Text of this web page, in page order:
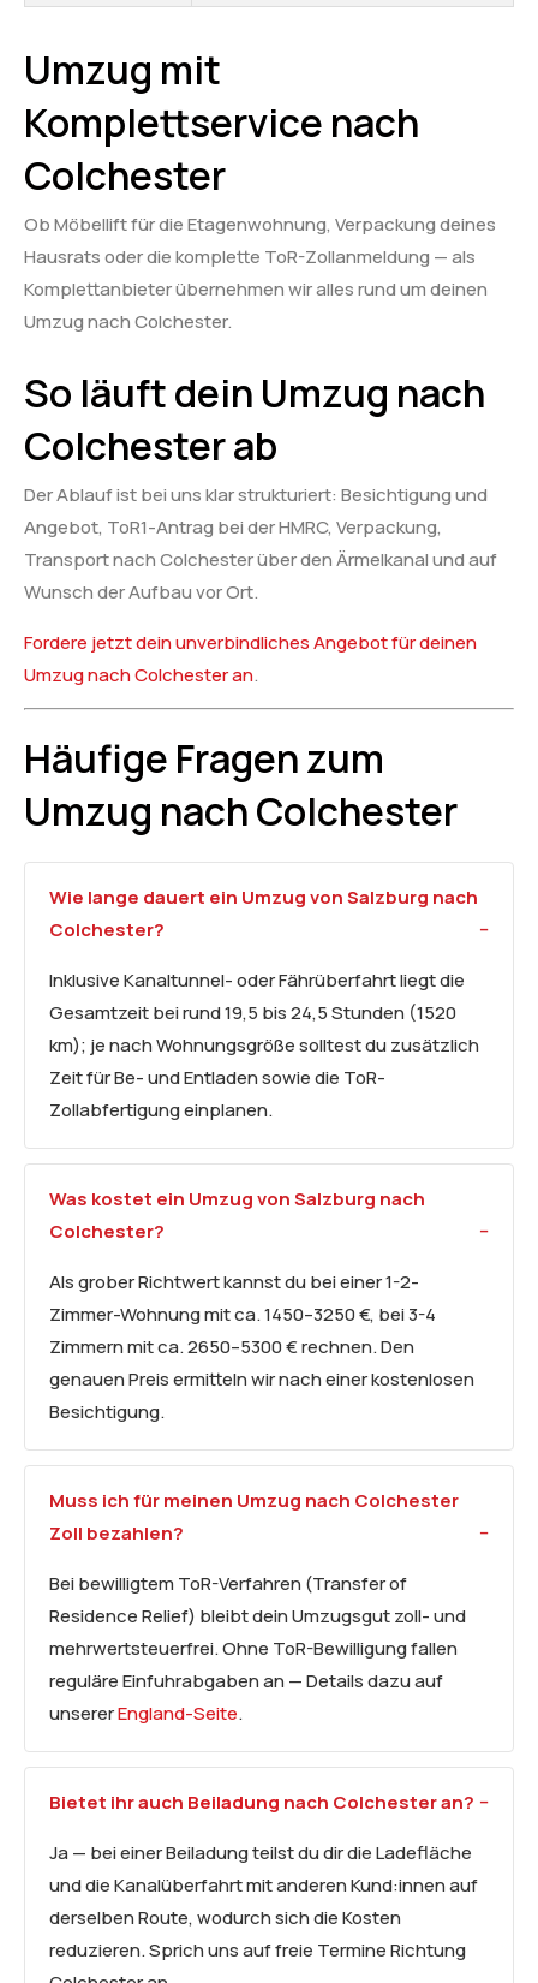
Umzug mit
Komplettservice nach
Colchester
Ob Möbellift für die Etagenwohnung, Verpackung deines
Hausrats oder die komplette ToR-Zollanmeldung — als
Komplettanbieter übernehmen wir alles rund um deinen
Umzug nach Colchester.
So läuft dein Umzug nach
Colchester ab
Der Ablauf ist bei uns klar strukturiert: Besichtigung und
Angebot, ToR1-Antrag bei der HMRC, Verpackung,
Transport nach Colchester über den Ärmelkanal und auf
Wunsch der Aufbau vor Ort.
Fordere jetzt dein unverbindliches Angebot für deinen
Umzug nach Colchester an.
Häufige Fragen zum
Umzug nach Colchester
Wie lange dauert ein Umzug von Salzburg nach
Colchester?
Inklusive Kanaltunnel- oder Fährüberfahrt liegt die
Gesamtzeit bei rund 19,5 bis 24,5 Stunden (1520
km); je nach Wohnungsgröße solltest du zusätzlich
Zeit für Be- und Entladen sowie die ToR-
Zollabfertigung einplanen.
Was kostet ein Umzug von Salzburg nach
Colchester?
Als grober Richtwert kannst du bei einer 1-2-
Zimmer-Wohnung mit ca. 1450–3250 €, bei 3-4
Zimmern mit ca. 2650–5300 € rechnen. Den
genauen Preis ermitteln wir nach einer kostenlosen
Besichtigung.
Muss ich für meinen Umzug nach Colchester
Zoll bezahlen?
Bei bewilligtem ToR-Verfahren (Transfer of
Residence Relief) bleibt dein Umzugsgut zoll- und
mehrwertsteuerfrei. Ohne ToR-Bewilligung fallen
reguläre Einfuhrabgaben an — Details dazu auf
unsererEngland-Seite.
Bietet ihr auch Beiladung nach Colchester an?
Ja — bei einer Beiladung teilst du dir die Ladefläche
und die Kanalüberfahrt mit anderen Kund:innen auf
derselben Route, wodurch sich die Kosten
reduzieren. Sprich uns auf freie Termine Richtung